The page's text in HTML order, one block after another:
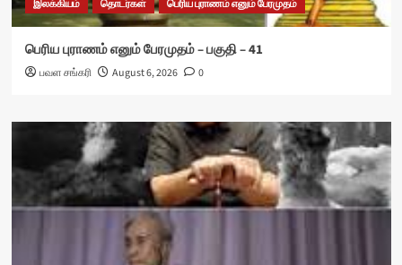
இலக்கியம் தொடர்கள் பெரிய புராணம் எனும் பேரமுதம்
பெரிய புராணம் எனும் பேரமுதம் – பகுதி – 41
பவள சங்கரி August 6, 2026 0